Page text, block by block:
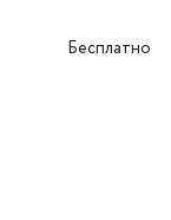
Бесплатно